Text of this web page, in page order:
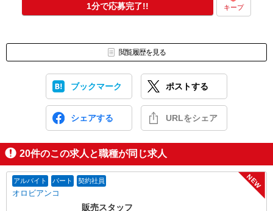
1分で応募完了!! キープ
閲覧履歴を見る
ブックマーク ポストする
シェアする URLをシェア
20件のこの求人と職種が同じ求人
アルバイト パート 契約社員
オロビアンコ
NEW
販売スタッフ